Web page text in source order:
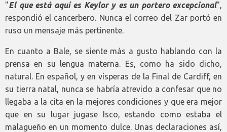
"El que está aquí es Keylor y es un portero excepcional",
respondió el cancerbero. Nunca el correo del Zar portó en
ruso un mensaje más pertinente.
En cuanto a Bale, se siente más a gusto hablando con la
prensa en su lengua materna. Es, como ha sido dicho,
natural. En español, y en vísperas de la Final de Cardiff, en
su tierra natal, nunca se habría atrevido a confesar que no
llegaba a la cita en la mejores condiciones y que era mejor
que en su lugar jugase Isco, estando como estaba el
malagueño en un momento dulce. Unas declaraciones así,